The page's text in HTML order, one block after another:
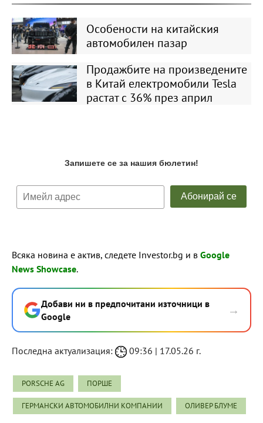
Особености на китайския
автомобилен пазар
Продажбите на произведените
в Китай електромобили Tesla
растат с 36% през април
Всяка новина е актив, следете Investor.bg и в Google
News Showcase.
Добави ни в предпочитани източници в
Google
→
Последна актуализация: 09:36 | 17.05.26 г.
PORSCHE AG ПОРШЕ
ГЕРМАНСКИ АВТОМОБИЛНИ КОМПАНИИ ОЛИВЕР БЛУМЕ